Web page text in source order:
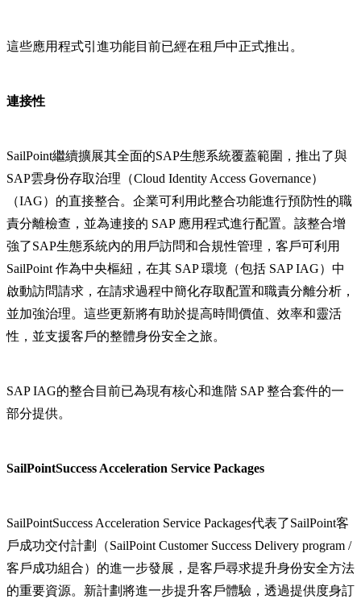
這些應用程式引進功能目前已經在租戶中正式推出。
連接性
SailPoint繼續擴展其全面的SAP生態系統覆蓋範圍，推出了與
SAP雲身份存取治理（Cloud Identity Access Governance）
（IAG）的直接整合。企業可利用此整合功能進行預防性的職
責分離檢查，並為連接的 SAP 應用程式進行配置。該整合增
強了SAP生態系統內的用戶訪問和合規性管理，客戶可利用
SailPoint 作為中央樞紐，在其 SAP 環境（包括 SAP IAG）中
啟動訪問請求，在請求過程中簡化存取配置和職責分離分析，
並加強治理。這些更新將有助於提高時間價值、效率和靈活
性，並支援客戶的整體身份安全之旅。
SAP IAG的整合目前已為現有核心和進階 SAP 整合套件的一
部分提供。
SailPointSuccess Acceleration Service Packages
SailPointSuccess Acceleration Service Packages代表了SailPoint客
戶成功交付計劃（SailPoint Customer Success Delivery program /
客戶成功組合）的進一步發展，是客戶尋求提升身份安全方法
的重要資源。新計劃將進一步提升客戶體驗，透過提供度身訂